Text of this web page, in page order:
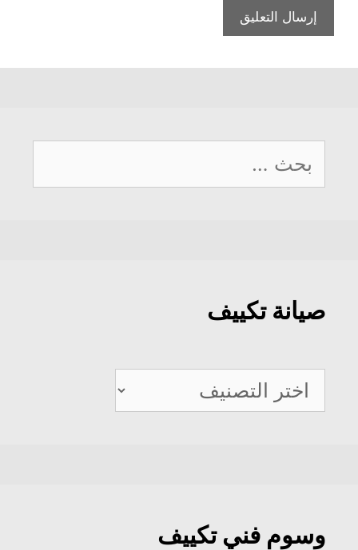
عن:
صيانة تكييف
صيانة
تكييف
وسوم فني تكييف